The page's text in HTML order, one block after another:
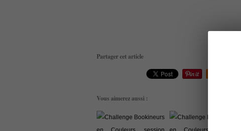
Partager cet article
Vous aimerez aussi :